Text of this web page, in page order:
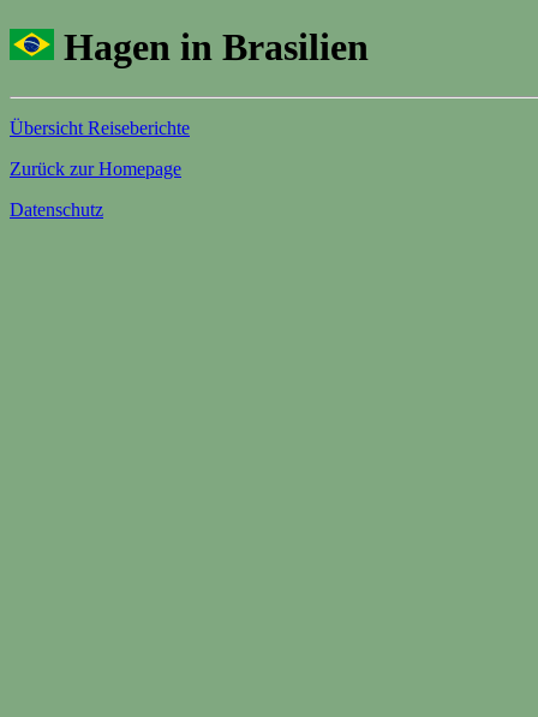
Hagen in Brasilien
Übersicht Reiseberichte
Zurück zur Homepage
Datenschutz